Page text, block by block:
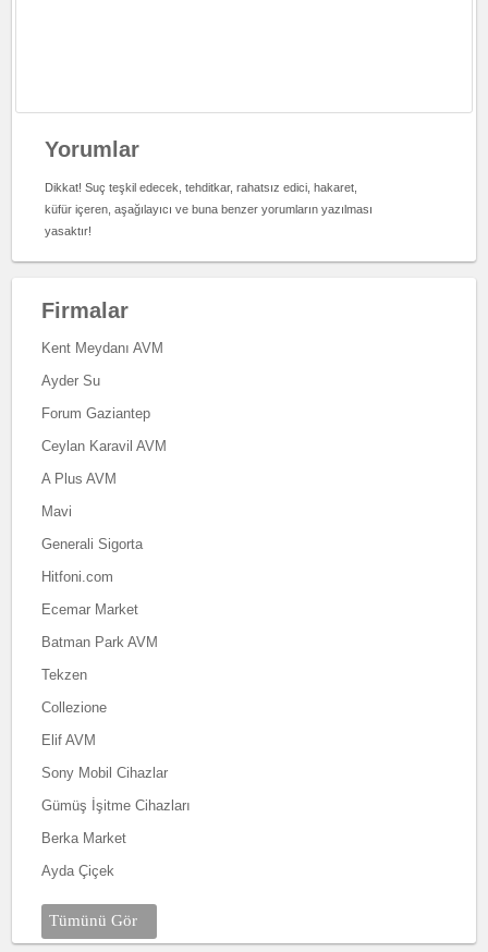
Yorumlar
Dikkat! Suç teşkil edecek, tehditkar, rahatsız edici, hakaret,
küfür içeren, aşağılayıcı ve buna benzer yorumların yazılması
yasaktır!
Firmalar
Kent Meydanı AVM
Ayder Su
Forum Gaziantep
Ceylan Karavil AVM
A Plus AVM
Mavi
Generali Sigorta
Hitfoni.com
Ecemar Market
Batman Park AVM
Tekzen
Collezione
Elif AVM
Sony Mobil Cihazlar
Gümüş İşitme Cihazları
Berka Market
Ayda Çiçek
Tümünü Gör